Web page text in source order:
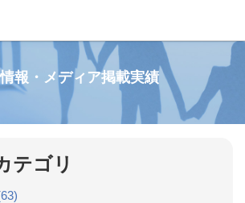
報・メディア掲載実績
テゴリ